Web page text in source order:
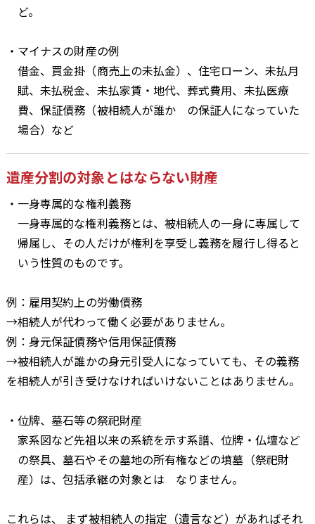
ど。
・マイナスの財産の例
借金、買金掛（商売上の未払金）、住宅ローン、未払月
賦、未払税金、未払家賃・地代、葬式費用、未払医療
費、保証債務（被相続人が誰か の保証人になっていた
場合）など
遺産分割の対象とはならない財産
・一身専属的な権利義務
一身専属的な権利義務とは、被相続人の一身に専属して
帰属し、その人だけが権利を享受し義務を履行し得ると
いう性質のものです。
例：雇用契約上の労働債務
→相続人が代わって働く必要がありません。
例：身元保証債務や信用保証債務
→被相続人が誰かの身元引受人になっていても、その義務
を相続人が引き受けなければいけないことはありません。
・位牌、墓石等の祭祀財産
家系図など先祖以来の系統を示す系譜、位牌・仏壇など
の祭具、墓石やその墓地の所有権などの墳墓（祭祀財
産）は、包括承継の対象とは なりません。
これらは、 まず被相続人の指定（遺言など）があればそれ